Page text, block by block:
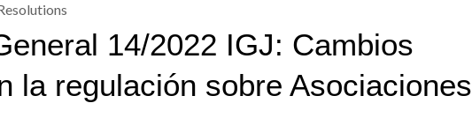
14/2022 IGJ: Cambios
la regulación sobre Asociaciones